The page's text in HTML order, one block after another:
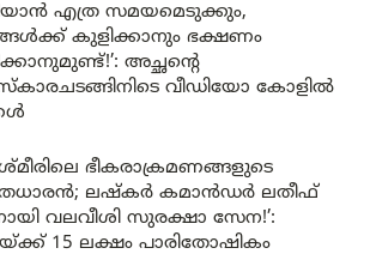
എത്ര സമയമെടുക്കും,
കുളിക്കാനും ഭക്ഷണം
അച്ഛന്റെ
വീഡിയോ കോളിൽ
ഭീകരാക്രമണങ്ങളുടെ
ലഷ്കർ കമാൻഡർ ലതീഫ്
വലവീശി സുരക്ഷാ സേന!’:
15 ലക്ഷം പാരിതോഷികം